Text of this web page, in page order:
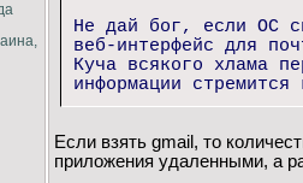
Не дай бог, если ОС
веб-интерфейс для
Куча всякого хлама
информации стремится
Если взять gmail, то
приложения удаленными, а